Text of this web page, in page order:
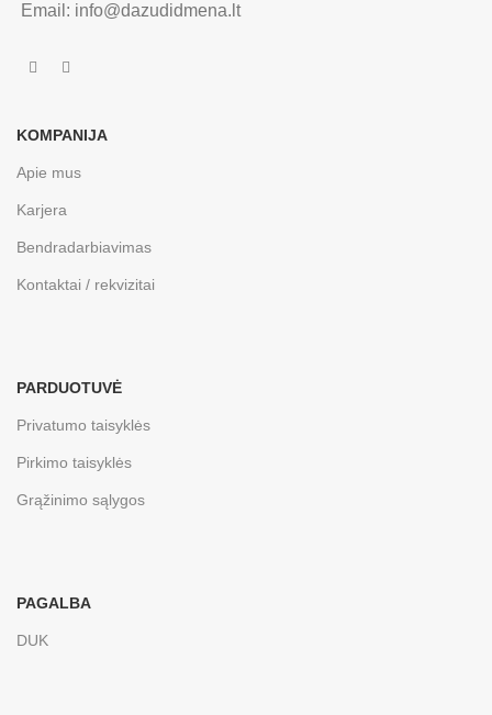
Email: info@dazudidmena.lt
KOMPANIJA
Apie mus
Karjera
Bendradarbiavimas
Kontaktai / rekvizitai
PARDUOTUVĖ
Privatumo taisyklės
Pirkimo taisyklės
Grąžinimo sąlygos
PAGALBA
DUK